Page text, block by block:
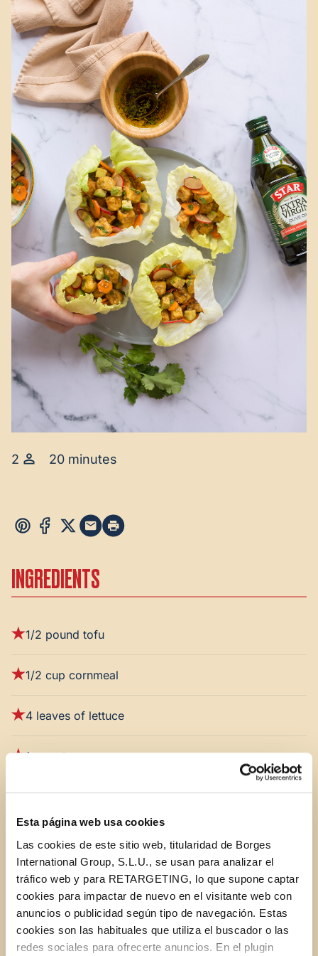
Esta página web usa cookies
Las cookies de este sitio web, titularidad de Borges
International Group, S.L.U., se usan para analizar el
tráfico web y para RETARGETING, lo que supone captar
cookies para impactar de nuevo en el visitante web con
anuncios o publicidad según tipo de navegación. Estas
cookies son las habituales que utiliza el buscador o las
redes sociales para ofrecerte anuncios. En el plugin
2 20 minutes
INGREDIENTS
1/2 pound tofu
1/2 cup cornmeal
4 leaves of lettuce
1 carrot
4 radishes
2 tablespoons sesame seeds
STAR Extra Virgin Olive Oil